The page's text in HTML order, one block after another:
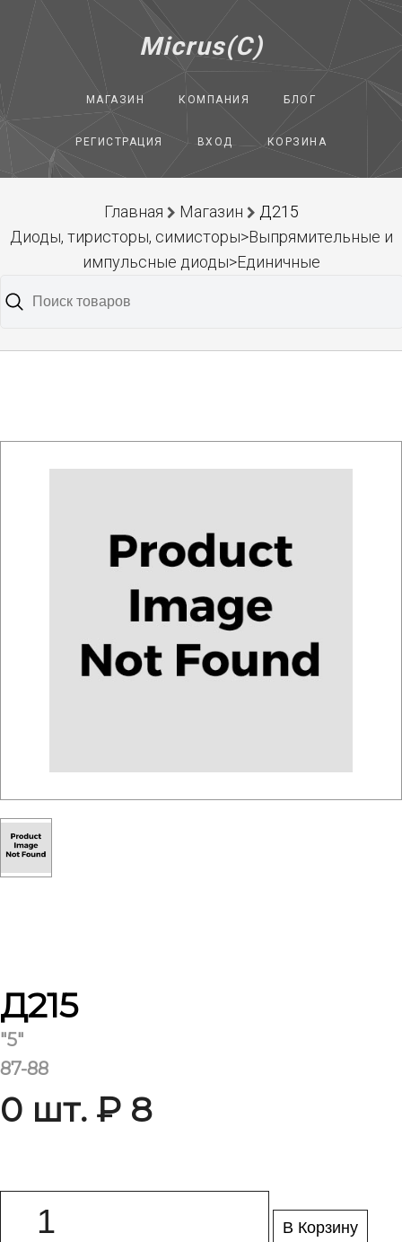
Micrus(C)
МАГАЗИН КОМПАНИЯ БЛОГ
РЕГИСТРАЦИЯ ВХОД КОРЗИНА
Главная Магазин
Д215
Диоды, тиристоры, симисторы>Выпрямительные и
импульсные диоды>Единичные
Д215
"5"
87-88
0 шт. ₽ 8
В Корзину